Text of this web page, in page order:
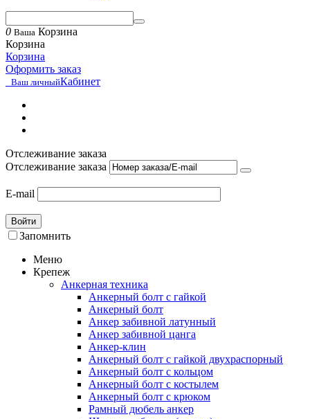
0 Ваша Корзина
Корзина
Корзина
Оформить заказ
Ваш личныйКабинет
Отслеживание заказа
Отслеживание заказа
E-mail
Войти
Запомнить
Меню
Крепеж
Анкерная техника
Анкерный болт с гайкой
Анкерный болт
Анкер забивной латунный
Анкер забивной цанга
Анкер-клин
Анкерный болт с гайкой двухраспорный
Анкерный болт с кольцом
Анкерный болт с костылем
Анкерный болт с крюком
Рамный дюбель анкер